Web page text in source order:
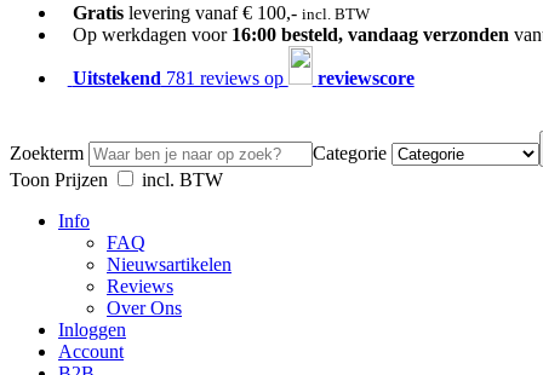
Gratislevering vanaf € 100,- incl. BTW
Op werkdagen voor 16:00 besteld, vandaag verzonden
Uitstekend 781 reviews op reviewscore
Zoekterm
Categorie
Toon Prijzen
incl. BTW
Info
FAQ
Nieuwsartikelen
Reviews
Over Ons
Inloggen
Account